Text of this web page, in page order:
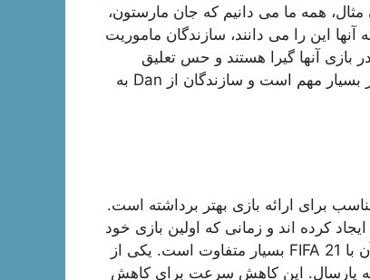
همه ما می دانیم که جان مارستون،
آنها این را می دانند، سازندگان ماموریت
بازی آنها گیرا هستند و حس تعلیق
خاصی دارند. به غیر از این، نوع داستان سرایی در این داستان نیز بسیار مهم است و سازندگان از Dan به
برای ارائه بازی بهتر برداشته است.
کرده اند و زمانی که اولین بازی خود
را روی نسخه جدید امتحان می کنید، متوجه خواهید شد که روند آن با FIFA 21 بسیار متفاوت است. یکی از
پارسال. این کاهش سرعت برای کاهش